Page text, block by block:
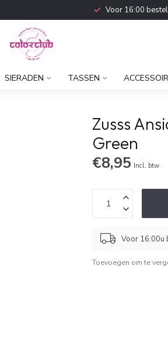
Voor 16:00
SIERADEN TASSEN
Zusss
Green
€8,95 Incl. btw
Voor 16:00u
Toevoegen om te